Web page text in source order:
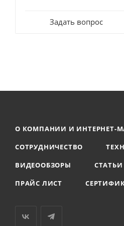
Задать вопрос
О КОМПАНИИ И ИНТЕРНЕТ-
СОТРУДНИЧЕСТВО
ВИДЕООБЗОРЫ
СТАТЬИ
ПРАЙС ЛИСТ